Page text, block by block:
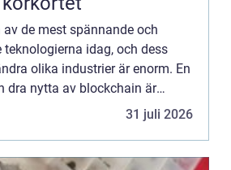
de mest spännande och
teknologierna idag, och dess
olika industrier är enorm. En
dra nytta av blockchain är
teknik ...
31 juli 2026